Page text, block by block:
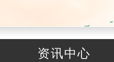
资讯中心